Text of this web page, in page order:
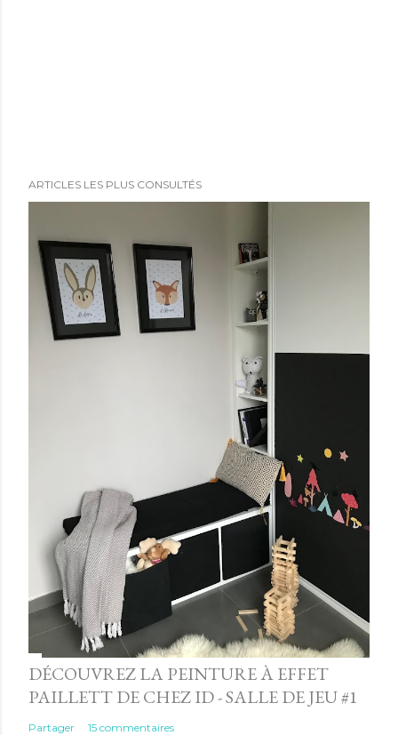
ARTICLES LES PLUS CONSULTÉS
DÉCOUVREZ LA PEINTURE À EFFET
PAILLETT DE CHEZ ID - SALLE DE JEU #1
Partager 15 commentaires